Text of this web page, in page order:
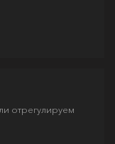
отрегулируем